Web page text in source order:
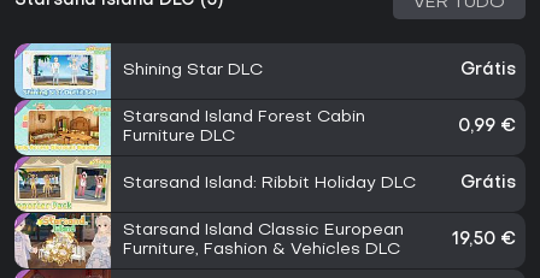
VER TUDO
Shining Star DLC Grátis
Starsand Island Forest Cabin
Furniture DLC
0,99 €
Starsand Island: Ribbit Holiday DLC Grátis
Starsand Island Classic European
Furniture, Fashion & Vehicles DLC
19,50 €